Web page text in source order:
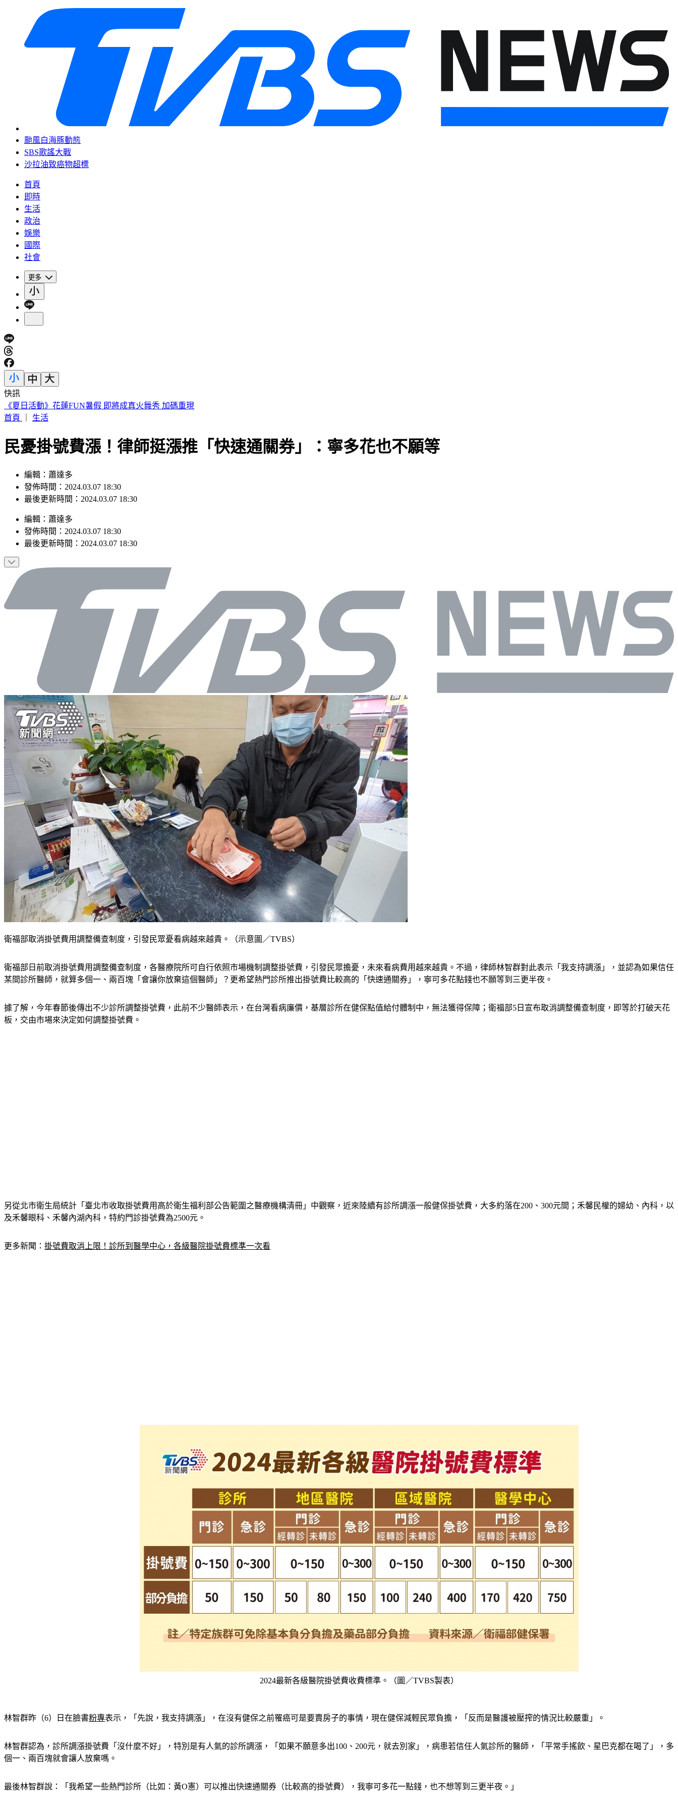
颱風白海豚動態
SBS歌謠大戰
沙拉油致癌物超標
首頁
即時
生活
政治
娛樂
國際
社會
更多
快訊
《夏日活動》花蓮FUN暑假 即將成真火舞秀 加碼重現
首頁
生活
民憂掛號費漲！律師挺漲推「快速通關券」：寧多花也不願等
編輯：蕭達多
發佈時間：2024.03.07 18:30
最後更新時間：2024.03.07 18:30
編輯 ： 蕭達多
發佈時間： 2024.03.07 18:30
最後更新時間： 2024.03.07 18:30
衛福部取消掛號費用調整備查制度，引發民眾憂看病越來越貴。（示意圖／TVBS）
衛福部日前取消掛號費用調整備查制度，各醫療院所可自行依照市場機制調整掛號費，引發民眾擔憂，未來看病費用越來越貴。不過，律師林智群對此表示「我支持調漲」，並認為如果信任
某間診所醫師，就算多個一、兩百塊「會讓你放棄這個醫師」？更希望熱門診所推出掛號費比較高的「快速通關券」，寧可多花點錢也不願等到三更半夜。
據了解，今年春節後傳出不少診所調整掛號費，此前不少醫師表示，在台灣看病廉價，基層診所在健保點值給付體制中，無法獲得保障；衛福部5日宣布取消調整備查制度，即等於打破天花
板，交由市場來決定如何調整掛號費。
另從北市衛生局統計「臺北市收取掛號費用高於衛生福利部公告範圍之醫療機構清冊」中觀察，近來陸續有診所調漲一般健保掛號費，大多約落在200、300元間；禾馨民權的婦幼、內科，以
及禾馨眼科、禾馨內湖內科，特約門診掛號費為2500元。
更多新聞： 掛號費取消上限！診所到醫學中心，各級醫院掛號費標準一次看
2024最新各級醫院掛號費收費標準。（圖／TVBS製表）
林智群昨（6）日在臉書粉專表示，「先說，我支持調漲」，在沒有健保之前罹癌可是要賣房子的事情，現在健保減輕民眾負擔，「反而是醫護被壓搾的情況比較嚴重」。
林智群認為，診所調漲掛號費「沒什麼不好」，特別是有人氣的診所調漲，「如果不願意多出100、200元，就去別家」，病患若信任人氣診所的醫師，「平常手搖飲、星巴克都在喝了」，多
個一、兩百塊就會讓人放棄嗎。
最後林智群說：「我希望一些熱門診所（比如：黃O憲）可以推出快速通關券（比較高的掛號費），我寧可多花一點錢，也不想等到三更半夜。」